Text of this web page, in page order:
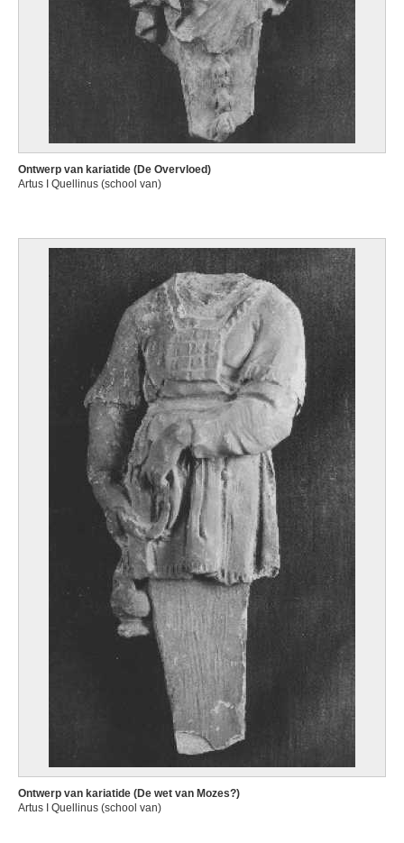
Ontwerp van kariatide (De Overvloed)
Artus I Quellinus (school van)
Ontwerp van kariatide (De wet van Mozes?)
Artus I Quellinus (school van)